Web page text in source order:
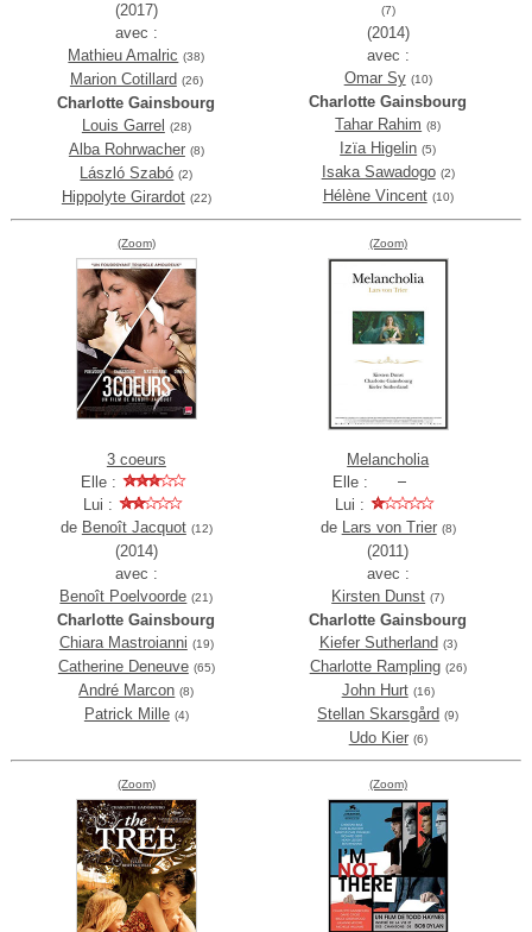
(2017)
avec :
Mathieu Amalric (38)
Marion Cotillard (26)
Charlotte Gainsbourg
Louis Garrel
(28)
Alba Rohrwacher (8)
László Szabó (2)
Hippolyte Girardot (22)
(7)
(2014)
avec :
Omar Sy (10)
Charlotte Gainsbourg
Tahar Rahim (8)
Izïa Higelin (5)
Isaka Sawadogo (2)
Hélène Vincent (10)
(Zoom)
3 coeurs
Elle :
Lui :
de Benoît Jacquot (12)
(2014)
avec :
Benoît Poelvoorde (21)
Charlotte Gainsbourg
Chiara Mastroianni (19)
Catherine Deneuve (65)
André Marcon (8)
Patrick Mille (4)
(Zoom)
Melancholia
Elle :
Lui :
de Lars von Trier (8)
(2011)
avec :
Kirsten Dunst (7)
Charlotte Gainsbourg
Kiefer Sutherland (3)
Charlotte Rampling (26)
John Hurt (16)
Stellan Skarsgård (9)
Udo Kier (6)
(Zoom) (Zoom)